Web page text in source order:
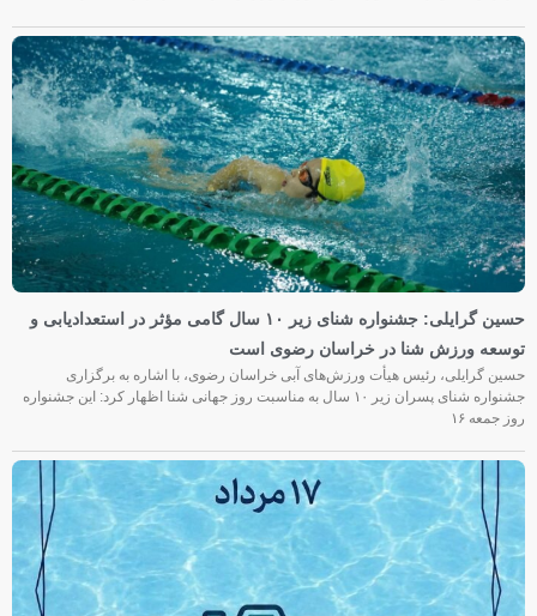
حسین گرایلی: جشنواره شنای زیر ۱۰ سال گامی مؤثر در استعدادیابی و
توسعه ورزش شنا در خراسان رضوی است
حسین گرایلی، رئیس هیأت ورزش‌های آبی خراسان رضوی، با اشاره به برگزاری
جشنواره شنای پسران زیر ۱۰ سال به مناسبت روز جهانی شنا اظهار کرد: این جشنواره
روز جمعه‌ ۱۶